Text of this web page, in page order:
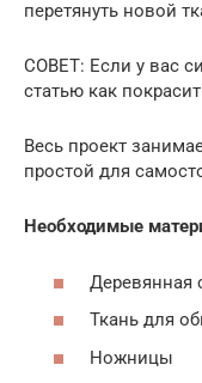
перетянуть новой
СОВЕТ: Если у вас
статью как
Весь проект
простой для
Необходимые
Деревянная
Ткань для
Ножницы